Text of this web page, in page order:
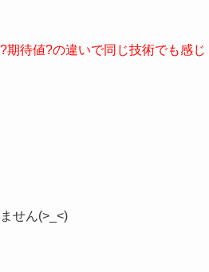
期待値?の違いで同じ技術でも感じ
せん(>_<)